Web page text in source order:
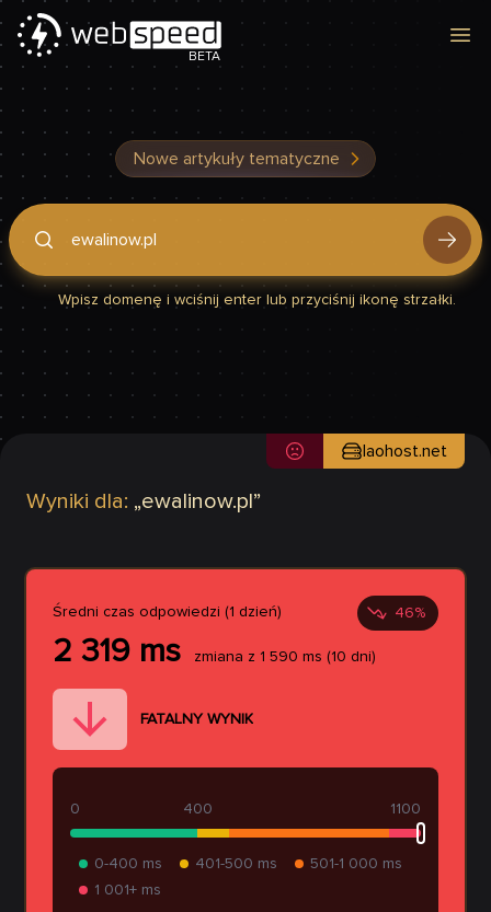
BETA
Nowe artykuły tematyczne
Podaj domenę, by sprawdzić, czy Twoja strona jest szybka
Wpisz domenę i wciśnij enter lub przyciśnij ikonę strzałki.
Wyniki dla: „ewalinow.pl ”
laohost.net
Średni czas odpowiedzi (1 dzień) 46%
2 319 ms zmiana z 1 590 ms (10 dni)
FATALNY WYNIK
400
0 1100
0-400 ms 401-500 ms
501-1 000 ms
1 001+ ms